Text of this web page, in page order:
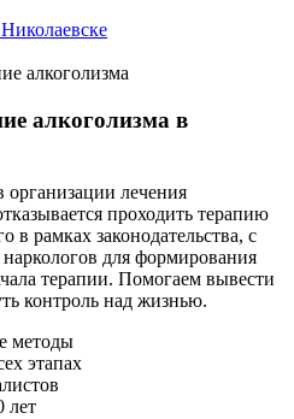
алкоголизма
алкоголизма в
лечения
проходить терапию
в рамках законодательства, с
для формирования
терапии. Помогаем вывести
контроль над жизнью.
методы
этапах
лет